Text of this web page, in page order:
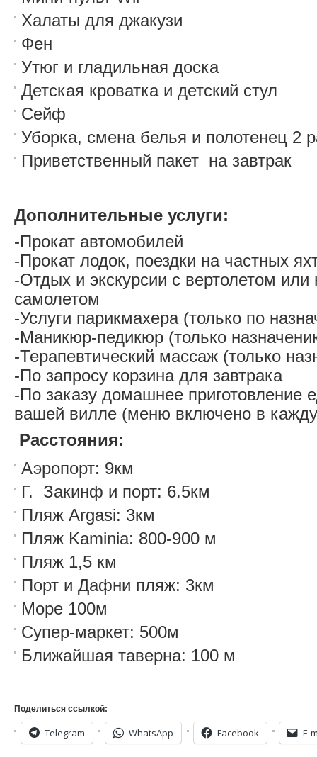
Халаты для джакузи
Фен
Утюг и гладильная доска
Детская кроватка и детский стул
Сейф
Уборка, смена белья и полотенец 2
Приветственный пакет на завтрак
Дополнительные услуги:
-Прокат автомобилей
-Прокат лодок, поездки на частных
-Отдых и экскурсии с вертолетом
самолетом
-Услуги парикмахера (только по
-Маникюр-педикюр (только
-Терапевтический массаж (только
-По запросу корзина для завтрака
-По заказу домашнее приготовление
вашей вилле (меню включено в
Расстояния:
Аэропорт: 9км
Г. Закинф и порт: 6.5км
Пляж Argasi: 3км
Пляж Kaminia: 800-900 м
Пляж 1,5 км
Порт и Дафни пляж: 3км
Море 100м
Супер-маркет: 500м
Ближайшая таверна: 100 м
Поделиться ссылкой:
Telegram WhatsApp Facebook E-